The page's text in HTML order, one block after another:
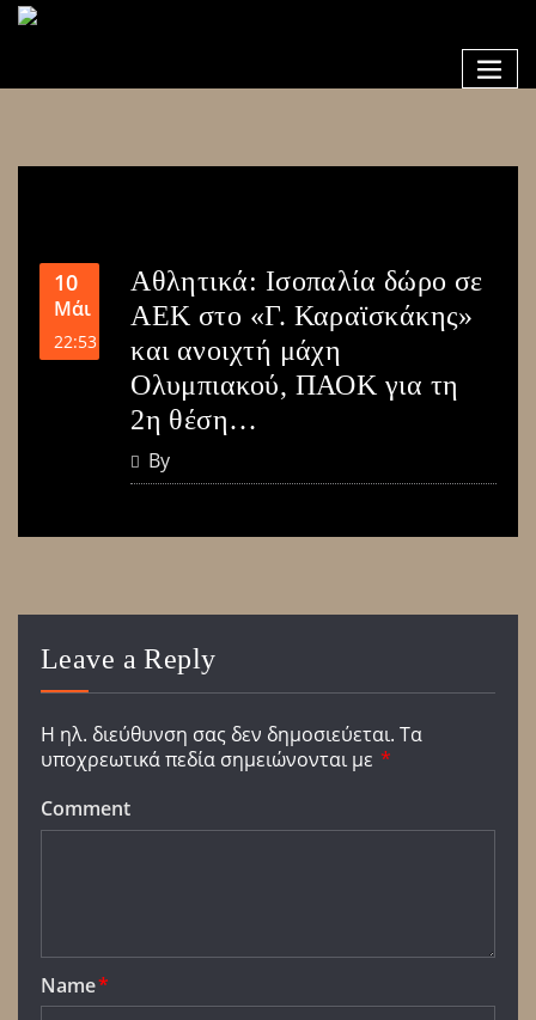
10
Μάι
22:53
Αθλητικά: Ισοπαλία δώρο σε
ΑΕΚ στο «Γ. Καραϊσκάκης»
και ανοιχτή μάχη
Ολυμπιακού, ΠΑΟΚ για τη
2η θέση…
By
Leave a Reply
Η ηλ. διεύθυνση σας δεν δημοσιεύεται. Τα
υποχρεωτικά πεδία σημειώνονται με *
Comment
Name*